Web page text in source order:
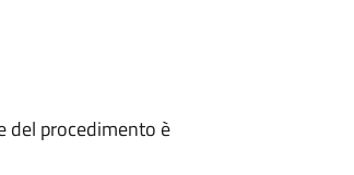
del procedimento è